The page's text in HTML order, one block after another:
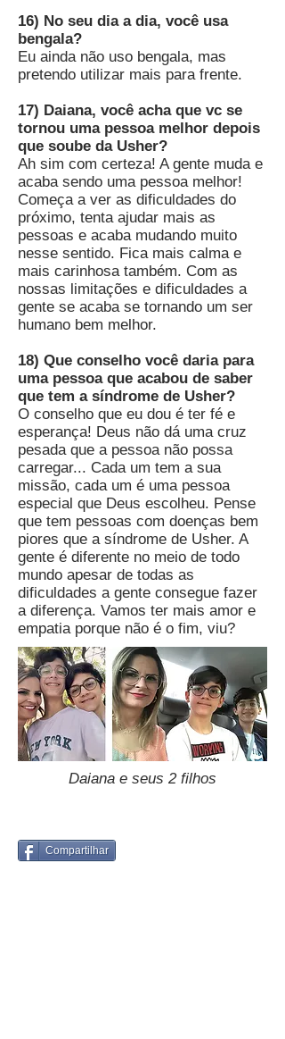
16) No seu dia a dia, você usa
bengala?
Eu ainda não uso bengala, mas
pretendo utilizar mais para frente.
17) Daiana, você acha que vc se
tornou uma pessoa melhor depois
que soube da Usher?
Ah sim com certeza! A gente muda e
acaba sendo uma pessoa melhor!
Começa a ver as dificuldades do
próximo, tenta ajudar mais as
pessoas e acaba mudando muito
nesse sentido. Fica mais calma e
mais carinhosa também. Com as
nossas limitações e dificuldades a
gente se acaba se tornando um ser
humano bem melhor.
18) Que conselho você daria para
uma pessoa que acabou de saber
que tem a síndrome de Usher?
O conselho que eu dou é ter fé e
esperança! Deus não dá uma cruz
pesada que a pessoa não possa
carregar... Cada um tem a sua
missão, cada um é uma pessoa
especial que Deus escolheu. Pense
que tem pessoas com doenças bem
piores que a síndrome de Usher. A
gente é diferente no meio de todo
mundo apesar de todas as
dificuldades a gente consegue fazer
a diferença. Vamos ter mais amor e
empatia porque não é o fim, viu?
Daiana e seus 2 filhos
Compartilhar